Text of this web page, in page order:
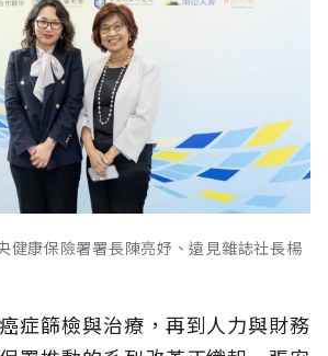
健康保險署署長陳亮妤、遠見雜誌社長楊
症篩檢與治療，再到人力與財務